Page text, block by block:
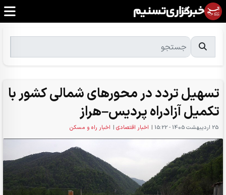
تسهیل تردد در محورهای شمالی کشور با
تکمیل آزادراه پردیس–هراز
25 ارديبهشت 1405 - 15:22 | اخبار اقتصادی | اخبار راه و مسکن